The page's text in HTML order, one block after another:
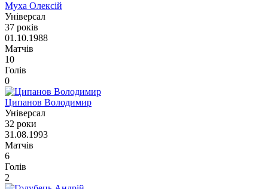
Муха Олексій
Універсал
37 років
01.10.1988
Матчів
10
Голів
0
Ципанов Володимир
Універсал
32 роки
31.08.1993
Матчів
6
Голів
2